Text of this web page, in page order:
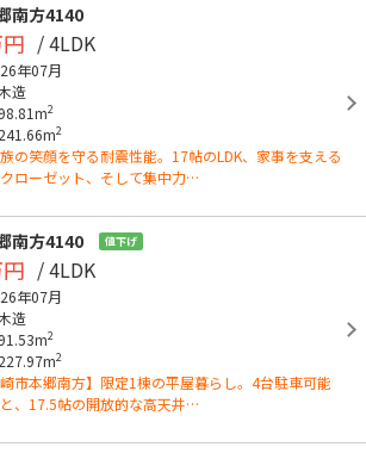
南方4140
/ 4LDK
年07月
造
2
241.66m2
笑顔を守る耐震性能。17帖のLDK、家事を支える
ローゼット、そして集中力…
南方4140 値下げ
/ 4LDK
年07月
造
2
227.97m2
市本郷南方】限定1棟の平屋暮らし。4台駐車可能
、17.5帖の開放的な高天井…